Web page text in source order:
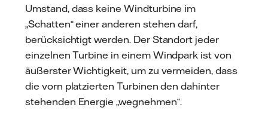
Umstand, dass keine Windturbine im
„Schatten“ einer anderen stehen darf,
berücksichtigt werden. Der Standort jeder
einzelnen Turbine in einem Windpark ist von
äußerster Wichtigkeit, um zu vermeiden, dass
die vorn platzierten Turbinen den dahinter
stehenden Energie „wegnehmen“.